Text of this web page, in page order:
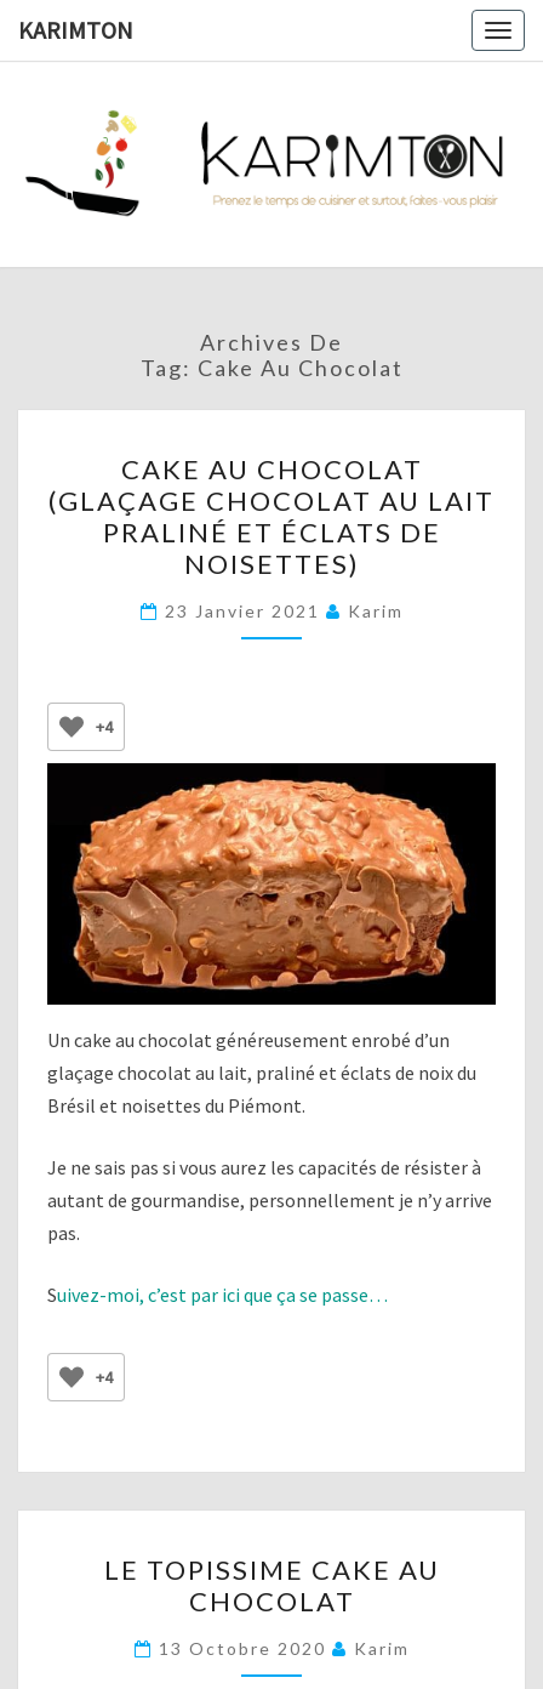
KARIMTON
Prenez
Le
Et
Vous
Plaisir !
Archives De
Tag: Cake Au Chocolat
AU
CHOCOLAT
(GLAÇAGE
CHOCOLAT
AU
LAIT
NOISETTES)
CAKE AU CHOCOLAT
(GLAÇAGE CHOCOLAT AU LAIT
PRALINÉ ET ÉCLATS DE
NOISETTES)
23 Janvier 2021 Karim
+4
Un cake au chocolat généreusement enrobé d’un
glaçage chocolat au lait, praliné et éclats de noix du
Brésil et noisettes du Piémont.
Je ne sais pas si vous aurez les capacités de résister à
autant de gourmandise, personnellement je n’y arrive
pas.
Suivez-moi, c’est par ici que ça se passe…
+4
TOPISSIME
CAKE
AU
CHOCOLAT
LE TOPISSIME CAKE AU
CHOCOLAT
13 Octobre 2020 Karim